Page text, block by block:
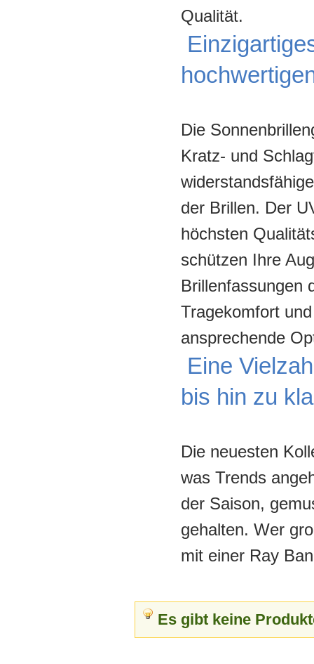
Qualität.
Die
Kratz- und
der Brillen. Der
höchsten
schützen Ihre
Brillenfassungen
Tragekomfort
ansprechende
Eine
bis hin zu
Die neuesten
was Trends
der Saison,
gehalten. Wer
mit einer Ray
Es gibt keine